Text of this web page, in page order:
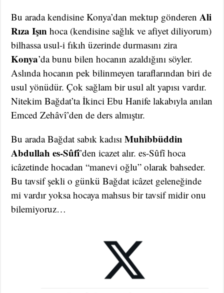
Bu arada kendisine Konya’dan mektup gönderenAli
Rıza Işınhoca (kendisine sağlık ve afiyet diliyorum)
bilhassa usul-i fıkıh üzerinde durmasını zira
Konya’da bunu bilen hocanın azaldığını söyler.
Aslında hocanın pek bilinmeyen taraflarından biri de
usul yönüdür. Çok sağlam bir usul alt yapısı vardır.
Nitekim Bağdat’ta İkinci Ebu Hanife lakabıyla anılan
Emced Zehâvî’den de ders almıştır.
Bu arada Bağdat sabık kadısıMuhibbüddin
Abdullah es-Sûfî’den icazet alır. es-Sûfî hoca
icâzetinde hocadan “manevi oğlu” olarak bahseder.
Bu tavsif şekli o günkü Bağdat icâzet geleneğinde
mi vardır yoksa hocaya mahsus bir tavsif midir onu
bilemiyoruz…